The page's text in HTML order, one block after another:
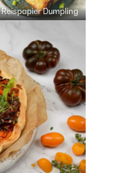
Reispapier Dumpling